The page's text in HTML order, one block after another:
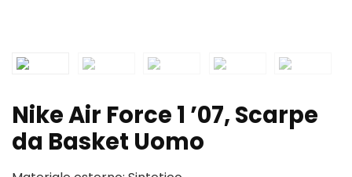
Nike Air Force 1 ’07, Scarpe
da Basket Uomo